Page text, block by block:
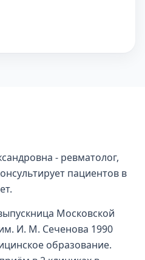
- ревматолог,
пациентов в
Московской
И. М. Сеченова 1990
образование.